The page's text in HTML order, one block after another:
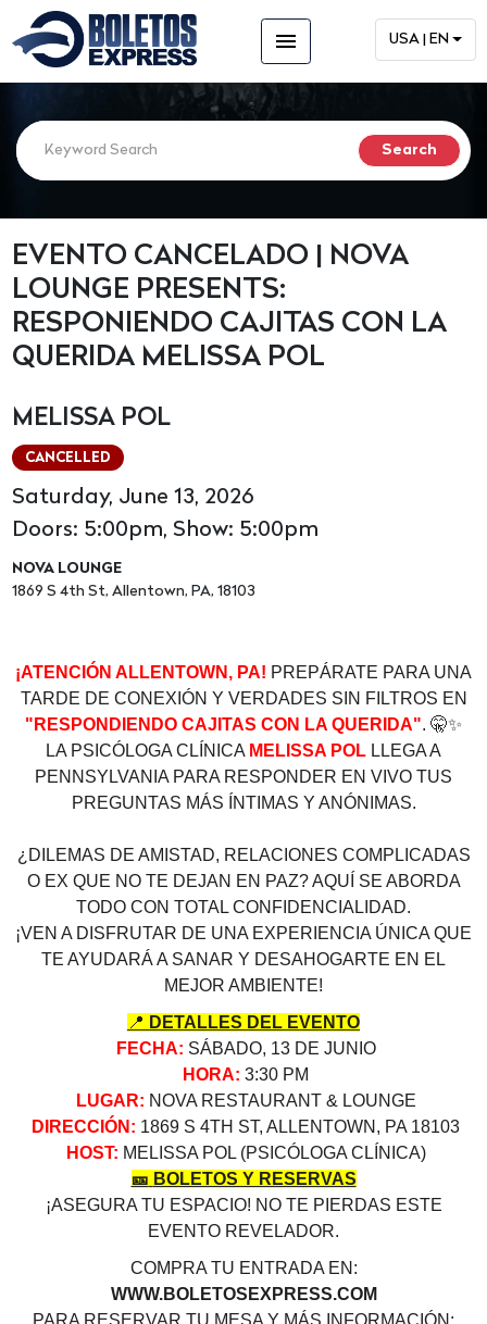
menu USA | EN
EVENTO CANCELADO | NOVA
LOUNGE PRESENTS:
RESPONIENDO CAJITAS CON LA
QUERIDA MELISSA POL
MELISSA POL
CANCELLED
Saturday, June 13, 2026
Doors: 5:00pm, Show: 5:00pm
NOVA LOUNGE
1869 S 4th St, Allentown, PA, 18103
¡ATENCIÓN ALLENTOWN, PA! PREPÁRATE PARA UNA
TARDE DE CONEXIÓN Y VERDADES SIN FILTROS EN
"RESPONDIENDO CAJITAS CON LA QUERIDA". 🤫✨
LA PSICÓLOGA CLÍNICA MELISSA POL LLEGA A
PENNSYLVANIA PARA RESPONDER EN VIVO TUS
PREGUNTAS MÁS ÍNTIMAS Y ANÓNIMAS.
¿DILEMAS DE AMISTAD, RELACIONES COMPLICADAS
O EX QUE NO TE DEJAN EN PAZ? AQUÍ SE ABORDA
TODO CON TOTAL CONFIDENCIALIDAD.
¡VEN A DISFRUTAR DE UNA EXPERIENCIA ÚNICA QUE
TE AYUDARÁ A SANAR Y DESAHOGARTE EN EL
MEJOR AMBIENTE!
📍 DETALLES DEL EVENTO
FECHA: SÁBADO, 13 DE JUNIO
HORA: 3:30 PM
LUGAR: NOVA RESTAURANT & LOUNGE
DIRECCIÓN: 1869 S 4TH ST, ALLENTOWN, PA 18103
HOST: MELISSA POL (PSICÓLOGA CLÍNICA)
🎫 BOLETOS Y RESERVAS
¡ASEGURA TU ESPACIO! NO TE PIERDAS ESTE
EVENTO REVELADOR.
COMPRA TU ENTRADA EN:
WWW.BOLETOSEXPRESS.COM
PARA RESERVAR TU MESA Y MÁS INFORMACIÓN: